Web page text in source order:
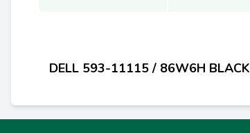
DELL 593-11115 / 86W6H BLACK